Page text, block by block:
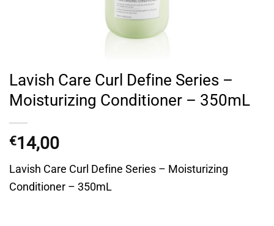
Lavish Care Curl Define Series –
Moisturizing Conditioner – 350mL
€14,00
Lavish Care Curl Define Series – Moisturizing
Conditioner – 350mL